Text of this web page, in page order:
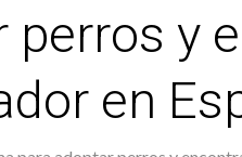
perros y
en